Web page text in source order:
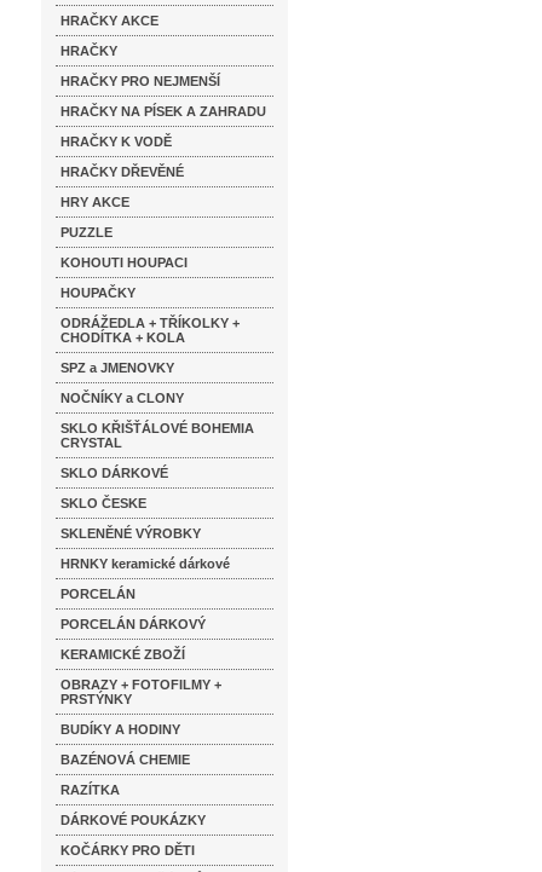
HRAČKY AKCE
HRAČKY
HRAČKY PRO NEJMENŠÍ
HRAČKY NA PÍSEK A ZAHRADU
HRAČKY K VODĚ
HRAČKY DŘEVĚNÉ
HRY AKCE
PUZZLE
KOHOUTI HOUPACI
HOUPAČKY
ODRÁŽEDLA + TŘÍKOLKY +
CHODÍTKA + KOLA
SPZ a JMENOVKY
NOČNÍKY a CLONY
SKLO KŘIŠŤÁLOVÉ BOHEMIA
CRYSTAL
SKLO DÁRKOVÉ
SKLO ČESKE
SKLENĚNÉ VÝROBKY
HRNKY keramické dárkové
PORCELÁN
PORCELÁN DÁRKOVÝ
KERAMICKÉ ZBOŽÍ
OBRAZY + FOTOFILMY +
PRSTÝNKY
BUDÍKY A HODINY
BAZÉNOVÁ CHEMIE
RAZÍTKA
DÁRKOVÉ POUKÁZKY
KOČÁRKY PRO DĚTI